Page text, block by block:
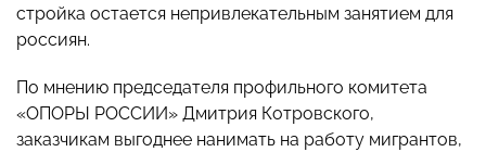
стройка остается непривлекательным занятием для
россиян.
По мнению председателя профильного комитета
«ОПОРЫ РОССИИ» Дмитрия Котровского,
заказчикам выгоднее нанимать на работу мигрантов,